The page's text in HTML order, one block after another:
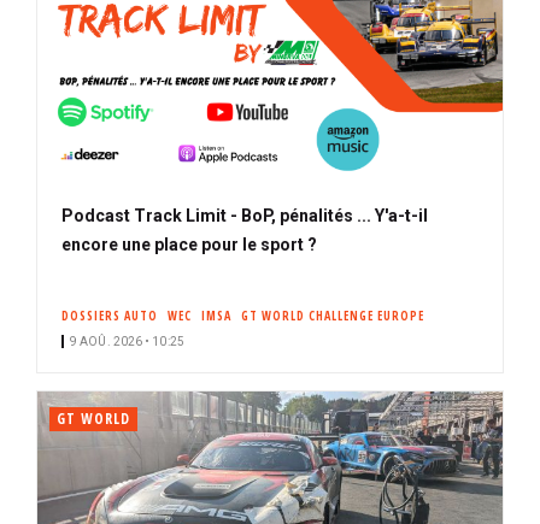
Podcast Track Limit - BoP, pénalités ... Y'a-t-il
encore une place pour le sport ?
DOSSIERS AUTO WEC IMSA GT WORLD CHALLENGE EUROPE
9 AOÛ. 2026 • 10:25
GT WORLD